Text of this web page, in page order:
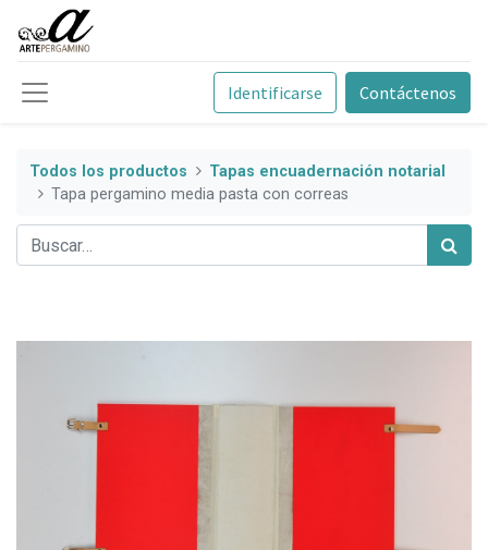
Identificarse Contáctenos
Todos los productos
Tapas encuadernación notarial
Tapa pergamino media pasta con correas